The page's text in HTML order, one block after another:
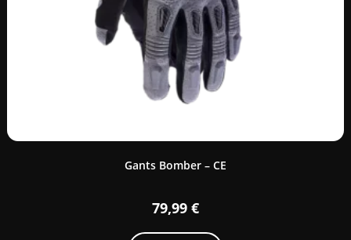
Gants Bomber – CE
79,99 €